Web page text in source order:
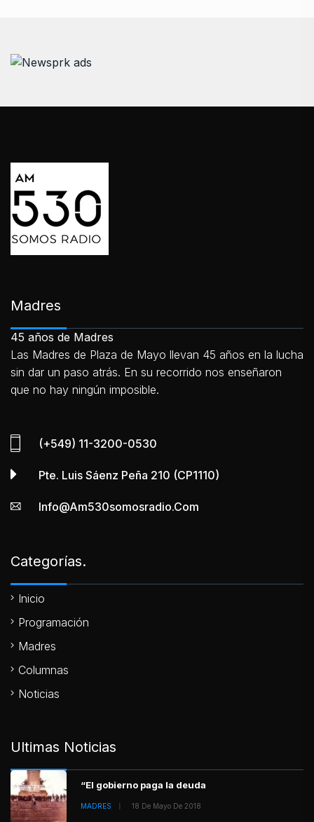
Madres
45 años de Madres
Las Madres de Plaza de Mayo llevan 45 años en la lucha
sin dar un paso atrás. En su recorrido nos enseñaron
que no hay ningún imposible.
(+549) 11-3200-0530
Pte. Luis Sáenz Peña 210 (CP1110)
Info@am530somosradio.com
Categorías.
Inicio
Programación
Madres
Columnas
Noticias
Ultimas Noticias
“El gobierno paga la deuda
MADRES 18 De Mayo De 2018